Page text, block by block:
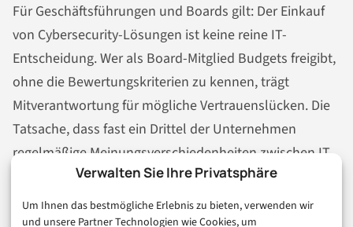
Verwalten Sie Ihre Privatsphäre
Um Ihnen das bestmögliche Erlebnis zu bieten, verwenden wir
und unsere Partner Technologien wie Cookies, um
Für Geschäftsführungen und Boards gilt: Der Einkauf
von Cybersecurity-Lösungen ist keine reine IT-
Entscheidung. Wer als Board-Mitglied Budgets freigibt,
ohne die Bewertungskriterien zu kennen, trägt
Mitverantwortung für mögliche Vertrauenslücken. Die
Tatsache, dass fast ein Drittel der Unternehmen
regelmäßige Meinungsverschiedenheiten zwischen IT
und Führung erlebt, zeigt: Hier braucht es strukturierte
Prozesse, nicht Ad-hoc-Entscheidungen.